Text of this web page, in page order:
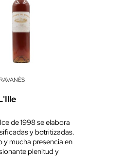
de 1998 se elabora
y botritizadas.
y mucha presencia en
plenitud y